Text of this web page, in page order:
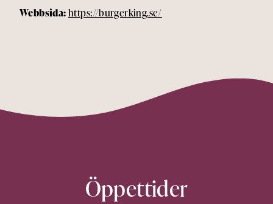
Webbsida:https://burgerking.se/
Öppettider